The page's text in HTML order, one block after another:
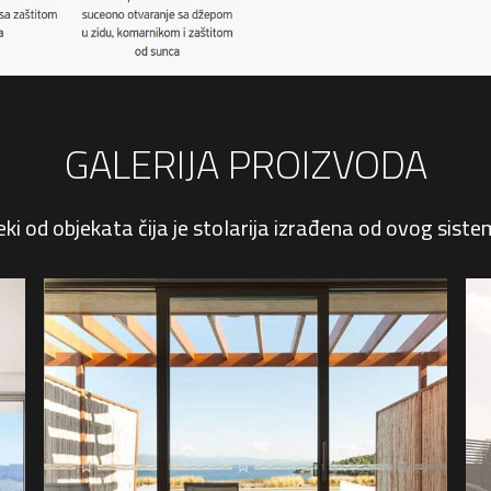
GALERIJA PROIZVODA
od objekata čija je stolarija izrađena od ovog